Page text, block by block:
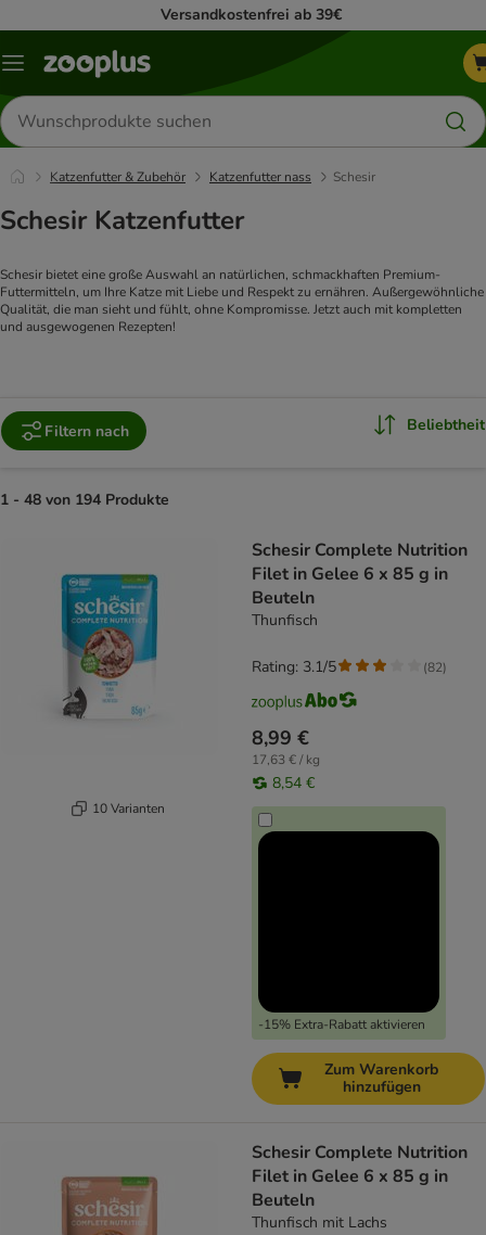
Versandkostenfrei ab 39€
Menü
Produkte
suchen
Katzenfutter & Zubehör Katzenfutter nass Schesir
Schesir Katzenfutter
Schesir bietet eine große Auswahl an natürlichen, schmackhaften Premium-
Futtermitteln, um Ihre Katze mit Liebe und Respekt zu ernähren. Außergewöhnliche
Qualität, die man sieht und fühlt, ohne Kompromisse. Jetzt auch mit kompletten
und ausgewogenen Rezepten!
Filtern nach Beliebtheit
1 - 48 von 194 Produkte
10 Varianten
Schesir Complete Nutrition
Filet in Gelee 6 x 85 g in
Beuteln
Thunfisch
8,99 €
17,63 € / kg
8,54 €
-15% Extra-Rabatt aktivieren
Rating: 3.1/5 (82)
Zum Warenkorb
hinzufügen
Schesir Complete Nutrition
Filet in Gelee 6 x 85 g in
Beuteln
Thunfisch mit Lachs